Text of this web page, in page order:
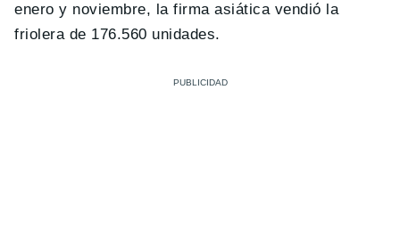
enero y noviembre, la firma asiática vendió la
friolera de 176.560 unidades.